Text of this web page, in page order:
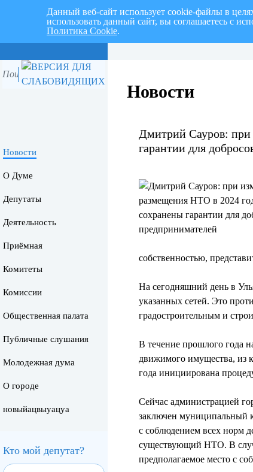
Перспективный план
Новости
О Думе
Депутаты
Деятельность
Приёмная
Комитеты
Комиссии
Общественная палата
Публичные слушания
Молодежная дума
О городе
новыйацвыуацуа
Кто мой депутат?
Новости
Дмитрий Сауров:
гарантии для
собственностью,
На сегодняшний день в
указанных сетей. Это
градостроительным и
В течение прошлого года
движимого имущества, из
года инициирована
Сейчас администрацией
заключен муниципальный
с соблюдением всех норм
существующий НТО. В
предполагаемое место с
Данный веб-сайт использует cookie-файлы в
использовать данный сайт, вы соглашаетесь с
Политика Cookie.